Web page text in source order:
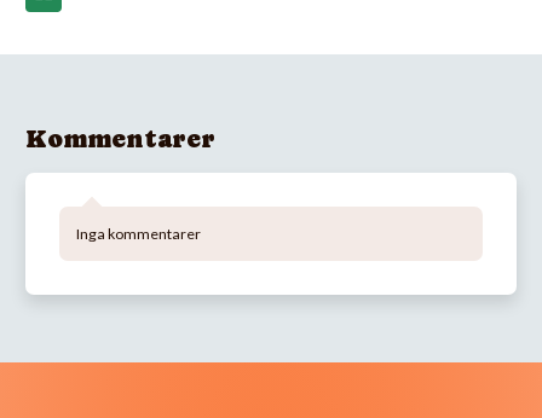
Kommentarer
Inga kommentarer